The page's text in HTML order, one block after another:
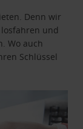
Denn wir
und
Wo auch
Schlüssel